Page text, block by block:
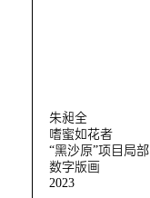
朱昶全
嗜蜜如花者
“黑沙原”项目局部
数字版画
2023